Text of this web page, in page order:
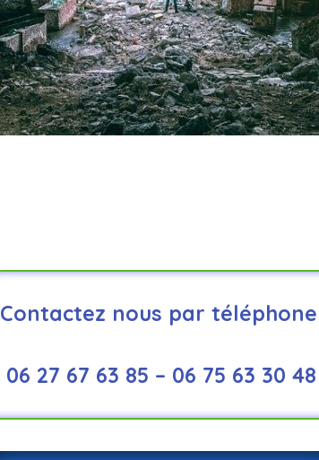
Contactez nous par
06 27 67 63 85 – 06 75 63 30 48